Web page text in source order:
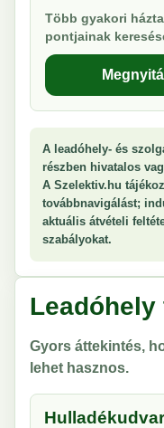
Több gyakori
pontjainak
A leadóhely- és
részben hivatalos
A Szelektiv.hu
továbbnavigálást;
aktuális átvételi
szabályokat.
Gyors áttekintés,
lehet hasznos.
Hulladékudvar